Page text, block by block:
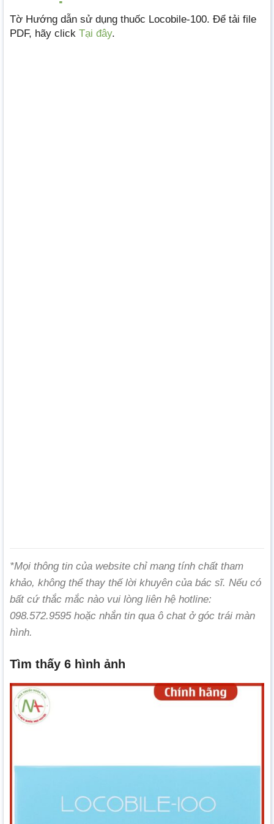
Tờ Hướng dẫn sử dụng thuốc Locobile-100. Để tải file
PDF, hãy click Tại đây.
*Mọi thông tin của website chỉ mang tính chất tham
khảo, không thể thay thế lời khuyên của bác sĩ. Nếu có
bất cứ thắc mắc nào vui lòng liên hệ hotline:
098.572.9595 hoặc nhắn tin qua ô chat ở góc trái màn
hình.
Tìm thấy 6 hình ảnh